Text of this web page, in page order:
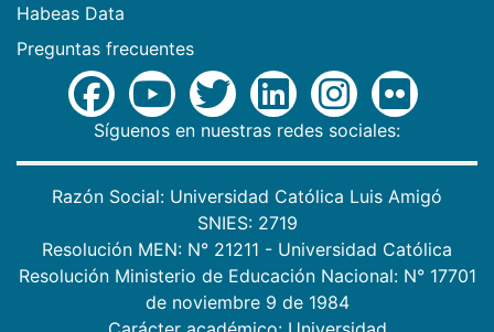
Habeas Data
Preguntas frecuentes
Síguenos en nuestras redes sociales:
Razón Social: Universidad Católica Luis Amigó
SNIES: 2719
Resolución MEN: N° 21211 - Universidad Católica
Resolución Ministerio de Educación Nacional: N° 17701
de noviembre 9 de 1984